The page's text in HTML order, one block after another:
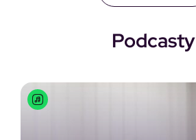
Podcasty